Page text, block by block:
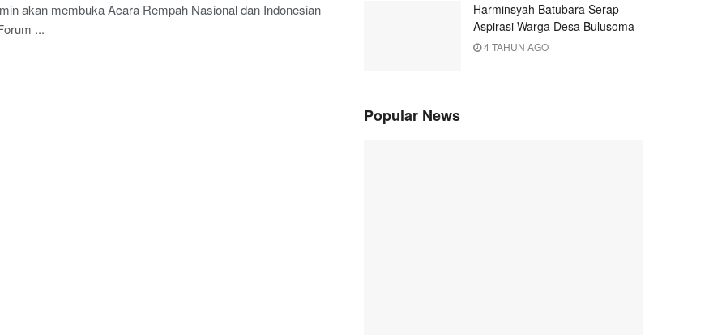
akan membuka Acara Rempah Nasional dan Indonesian
...
Harminsyah Batubara Serap
Aspirasi Warga Desa Bulusoma
4 TAHUN AGO
Popular News